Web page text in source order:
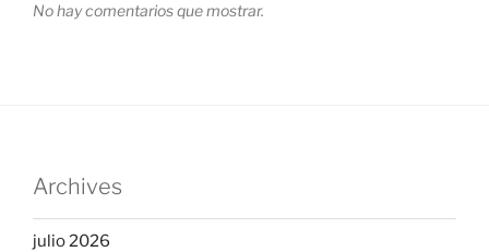
No hay comentarios que mostrar.
Archives
julio 2026